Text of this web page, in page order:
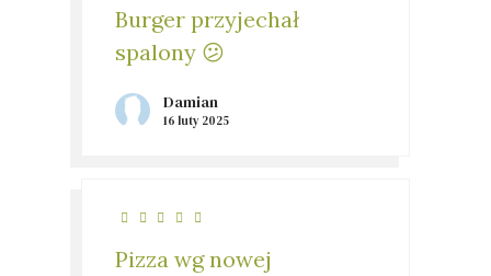
Burger przyjechał
spalony 😕
Damian
16 luty 2025
Pizza wg nowej